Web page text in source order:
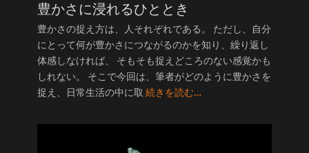
豊かさに浸れるひととき
豊かさの捉え方は、人それぞれである。 ただし、自分
にとって何が豊かさにつながるのかを知り、繰り返し
体感しなければ、 そもそも捉えどころのない感覚かも
しれない。 そこで今回は、筆者がどのように豊かさを
捉え、日常生活の中に取 続きを読む…